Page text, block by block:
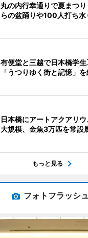
丸の内行幸通りで夏まつ
らの盆踊りや100人打ち水
有便堂と三越で日本橋学
「うつりゆく街と記憶」
日本橋にアートアクアリ
大規模、金魚3万匹を常設
もっと見る
フォトフラッシュ